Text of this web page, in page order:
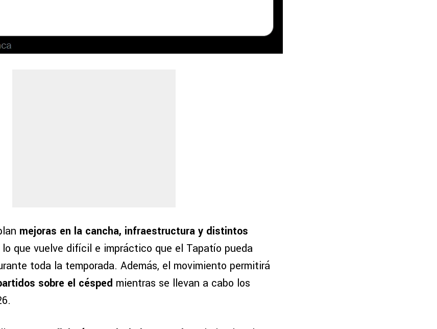
mejoras en la cancha, infraestructura y distintos
lo que vuelve difícil e impráctico que el Tapatío pueda
toda la temporada. Además, el movimiento permitirá
sobre el césped mientras se llevan a cabo los